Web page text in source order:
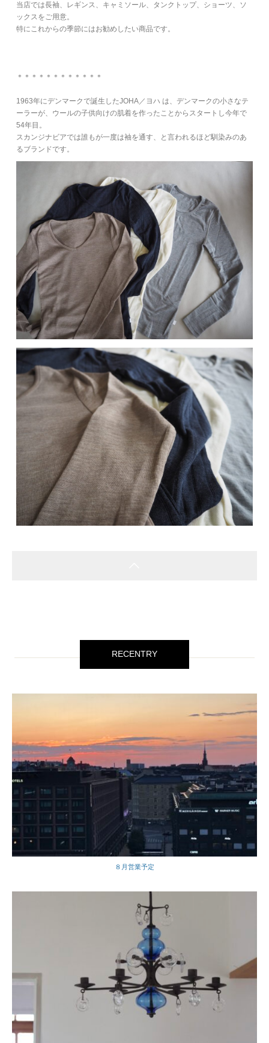
当店では長袖、レギンス、キャミソール、タンクトップ、ショーツ、ソ
ックスをご用意。
特にこれからの季節にはお勧めしたい商品です。
＊＊＊＊＊＊＊＊＊＊＊＊
1963年にデンマークで誕生したJOHA／ヨハ は、デンマークの小さなテ
ーラーが、ウールの子供向けの肌着を作ったことからスタートし今年で
54年目。
スカンジナビアでは誰もが一度は袖を通す、と言われるほど馴染みのあ
るブランドです。
RECENTRY
８月営業予定